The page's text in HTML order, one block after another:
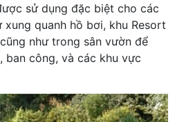
sử dụng đặc biệt cho các
quanh hồ bơi, khu Resort
như trong sân vườn để
công, và các khu vực